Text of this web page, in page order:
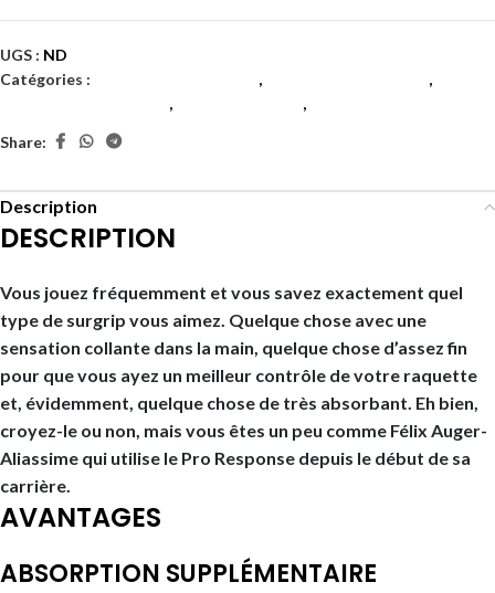
UGS : ND
Catégories :
,
,
, ,
Share:
Description
DESCRIPTION
Vous jouez fréquemment et vous savez exactement quel
type de surgrip vous aimez. Quelque chose avec une
sensation collante dans la main, quelque chose d’assez fin
pour que vous ayez un meilleur contrôle de votre raquette
et, évidemment, quelque chose de très absorbant. Eh bien,
croyez-le ou non, mais vous êtes un peu comme Félix Auger-
Aliassime qui utilise le Pro Response depuis le début de sa
carrière.
AVANTAGES
ABSORPTION SUPPLÉMENTAIRE